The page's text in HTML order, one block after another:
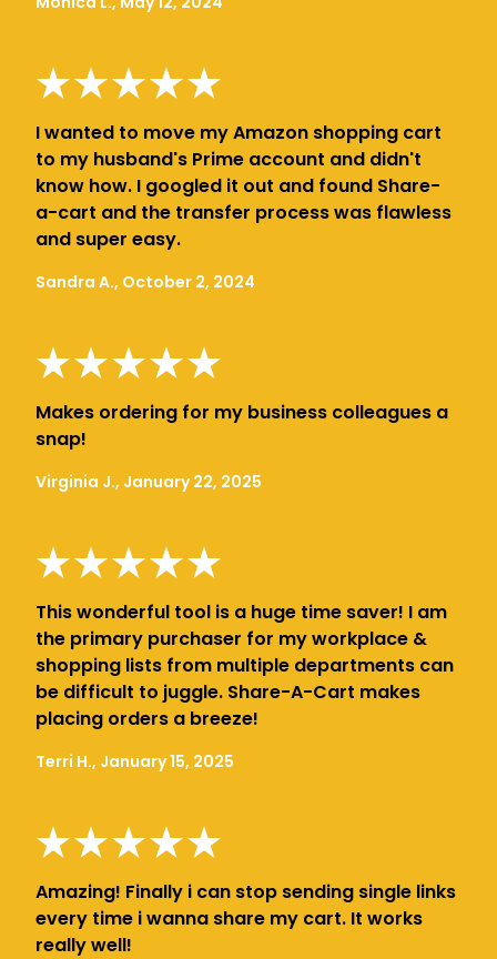
I wanted to move my Amazon shopping cart
to my husband's Prime account and didn't
know how. I googled it out and found Share-
a-cart and the transfer process was flawless
and super easy.
Sandra A., October 2, 2024
Makes ordering for my business colleagues a
snap!
Virginia J., January 22, 2025
This wonderful tool is a huge time saver! I am
the primary purchaser for my workplace &
shopping lists from multiple departments can
be difficult to juggle. Share-A-Cart makes
placing orders a breeze!
Terri H., January 15, 2025
Amazing! Finally i can stop sending single links
every time i wanna share my cart. It works
really well!